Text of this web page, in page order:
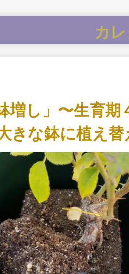
カ
増し」〜生育期
きな鉢に植え替